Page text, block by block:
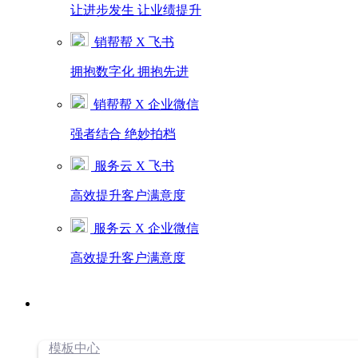
让进步发生 让业绩提升
销帮帮 X 飞书
拥抱数字化 拥抱先进
销帮帮 X 企业微信
强者结合 绝妙拍档
服务云 X 飞书
高效提升客户满意度
服务云 X 企业微信
高效提升客户满意度
模板中心